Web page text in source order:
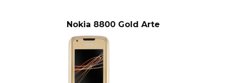
Nokia 8800 Gold Arte